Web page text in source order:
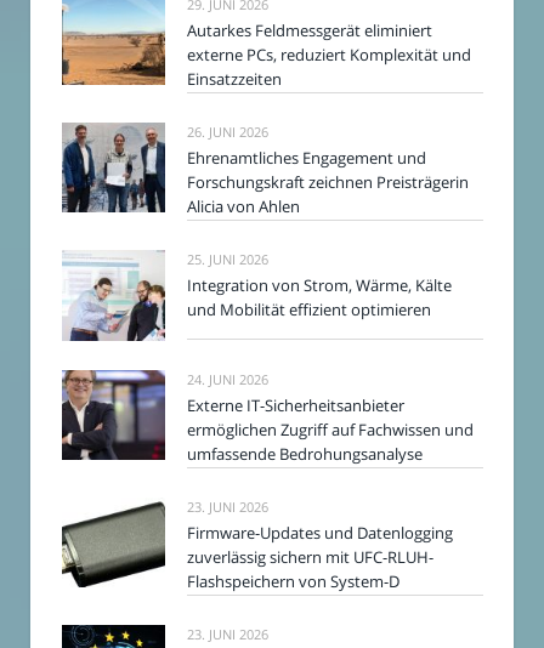
29. JUNI 2026
Autarkes Feldmessgerät eliminiert
externe PCs, reduziert Komplexität und
Einsatzzeiten
26. JUNI 2026
Ehrenamtliches Engagement und
Forschungskraft zeichnen Preisträgerin
Alicia von Ahlen
25. JUNI 2026
Integration von Strom, Wärme, Kälte
und Mobilität effizient optimieren
24. JUNI 2026
Externe IT-Sicherheitsanbieter
ermöglichen Zugriff auf Fachwissen und
umfassende Bedrohungsanalyse
23. JUNI 2026
Firmware-Updates und Datenlogging
zuverlässig sichern mit UFC-RLUH-
Flashspeichern von System-D
23. JUNI 2026